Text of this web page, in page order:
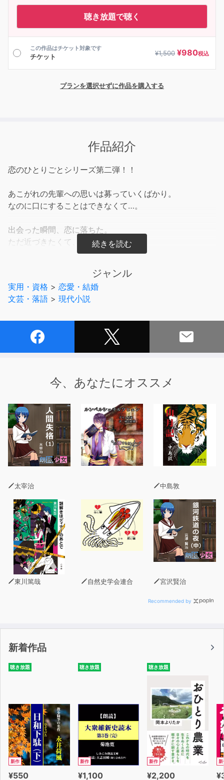
聴き放題で聴く
この作品はチケット対象です
チケット ¥1,500 ¥980税込
プランを選択せずに作品を購入する
作品紹介
恋のひとりごとシリーズ第二弾！！
あこがれの先輩への思いは募っていくばかり。
なのに口にすることはできなくて…。
出会った瞬間、恋に落ちた。
ただ近づきたくて、ただ傍にいたくて。
笑顔を向けられるだけで、心臓は爆発寸前。
「なんで私ばっかりこんなに先輩を好きなんだろう」
恋のひとりごとシリーズ
企画/制作 アイデアフラッド合同会社
編集 石田光
デザイン えらんと
ジャンル
実用・資格 > 恋愛・結婚
文芸・落語 > 現代小説
今、あなたにオススメ
太宰治 中島敦
東川篤哉 自然史学会連合 宮沢賢治
Recommended by
新着作品
聴き放題
新作
¥550
聴き放題
新作
¥1,100
聴き放題
新作
¥2,200
新